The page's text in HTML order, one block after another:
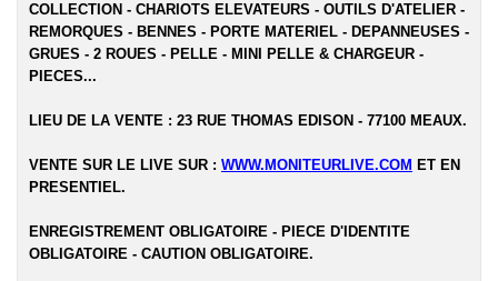
COLLECTION - CHARIOTS ELEVATEURS - OUTILS D'ATELIER -
REMORQUES - BENNES - PORTE MATERIEL - DEPANNEUSES -
GRUES - 2 ROUES - PELLE - MINI PELLE & CHARGEUR -
PIECES...
LIEU DE LA VENTE : 23 RUE THOMAS EDISON - 77100 MEAUX.
VENTE SUR LE LIVE SUR : WWW.MONITEURLIVE.COM ET EN
PRESENTIEL.
ENREGISTREMENT OBLIGATOIRE - PIECE D'IDENTITE
OBLIGATOIRE - CAUTION OBLIGATOIRE.